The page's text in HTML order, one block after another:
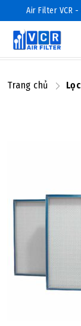
Air Filter VCR
Trang chủ